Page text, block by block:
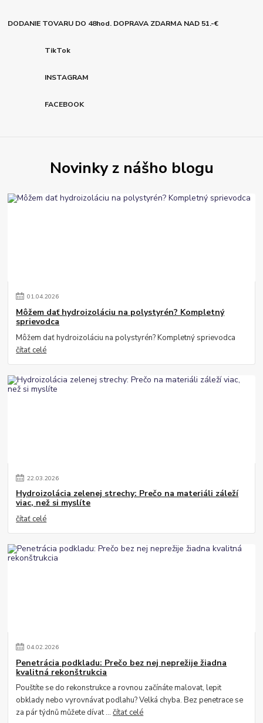
DODANIE TOVARU DO 48hod. DOPRAVA ZDARMA NAD 51.-€
TikTok
INSTAGRAM
FACEBOOK
Novinky z nášho blogu
01.04.2026
Môžem dať hydroizoláciu na polystyrén? Kompletný
sprievodca
Môžem dať hydroizoláciu na polystyrén? Kompletný sprievodca
čítať celé
22.03.2026
Hydroizolácia zelenej strechy: Prečo na materiáli záleží
viac, než si myslíte
čítať celé
04.02.2026
Penetrácia podkladu: Prečo bez nej neprežije žiadna
kvalitná rekonštrukcia
Pouštíte se do rekonstrukce a rovnou začínáte malovat, lepit
obklady nebo vyrovnávat podlahu? Velká chyba. Bez penetrace se
za pár týdnů můžete dívat ...čítať celé